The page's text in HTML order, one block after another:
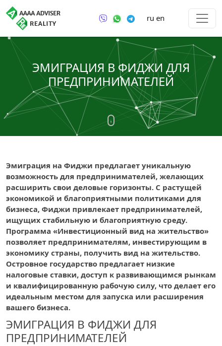
ru en
ЭМИГРАЦИЯ В ФИДЖИ ДЛЯ
ПРЕДПРИНИМАТЕЛЕЙ
Эмиграция на Фиджи предлагает уникальную
возможность для предпринимателей, желающих
расширить свои деловые горизонты. С растущей
экономикой и благоприятными политиками для
бизнеса, Фиджи привлекает предпринимателей,
ищущих стабильную и благоприятную среду.
Программа «Инвестиционный вид на жительство»
позволяет предпринимателям, инвестирующим в
экономику страны, получить вид на жительство.
Островное государство предлагает низкие
налоговые ставки, доступ к развивающимся рынкам
и квалифицированную рабочую силу, что делает его
идеальным местом для запуска или расширения
вашего бизнеса.
ЭМИГРАЦИЯ В ФИДЖИ ДЛЯ
ПРЕДПРИНИМАТЕЛЕЙ